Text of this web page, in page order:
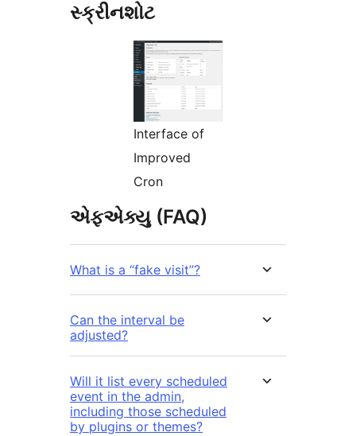
સ્ક્રીનશોટ
Interface of
Improved
Cron
એફએક્યુ (FAQ)
What is a “fake visit”?
Can the interval be
adjusted?
Will it list every scheduled
event in the admin,
including those scheduled
by plugins or themes?